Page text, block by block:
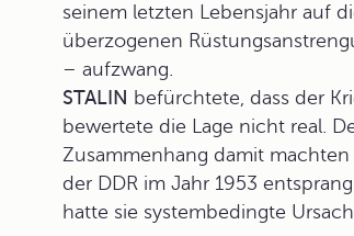
seinem letzten Lebensjahr auf
überzogenen
– aufzwang.
STALIN befürchtete, dass der
bewertete die Lage nicht real.
Zusammenhang damit
der DDR im Jahr 1953
hatte sie systembedingte